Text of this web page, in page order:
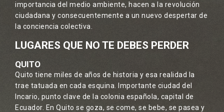
importancia del medio ambiente, hacen a la revolución
ciudadana y consecuentemente a un nuevo despertar de
la conciencia colectiva.
LUGARES QUE NO TE DEBES PERDER
QUITO
Quito tiene miles de años de historia y esa realidad la
trae tatuada en cada esquina. Importante ciudad del
Incario, punto clave de la colonia española, capital de
Ecuador. En Quito se goza, se come, se bebe, se pasea y